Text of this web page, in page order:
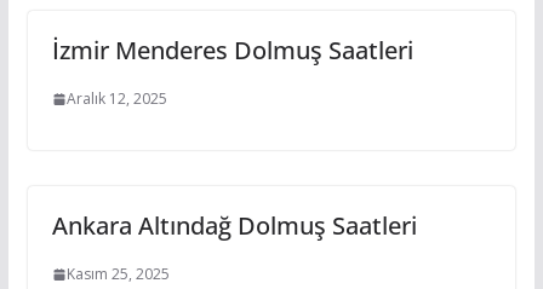
İzmir Menderes Dolmuş Saatleri
Aralık 12, 2025
Ankara Altındağ Dolmuş Saatleri
Kasım 25, 2025